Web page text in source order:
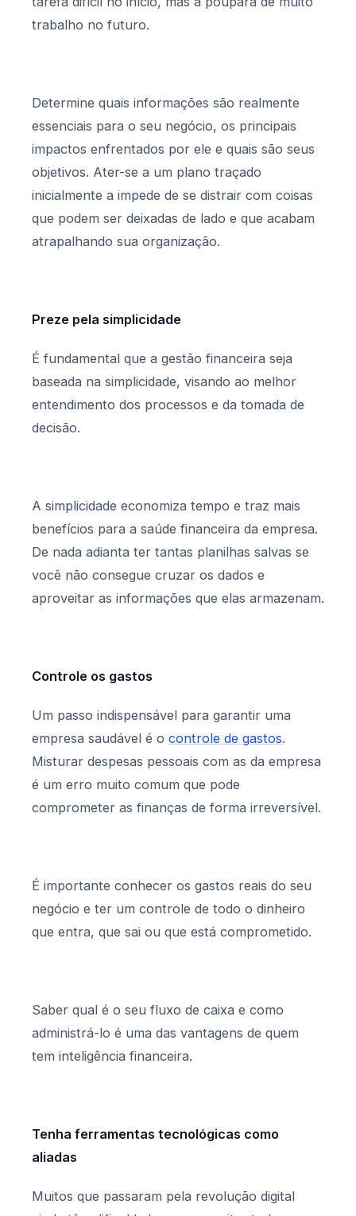
trabalho no futuro.
Determine quais informações são realmente
essenciais para o seu negócio, os principais
impactos enfrentados por ele e quais são seus
objetivos. Ater-se a um plano traçado
inicialmente a impede de se distrair com coisas
que podem ser deixadas de lado e que acabam
atrapalhando sua organização.
Preze pela simplicidade
É fundamental que a gestão financeira seja
baseada na simplicidade, visando ao melhor
entendimento dos processos e da tomada de
decisão.
A simplicidade economiza tempo e traz mais
benefícios para a saúde financeira da empresa.
De nada adianta ter tantas planilhas salvas se
você não consegue cruzar os dados e
aproveitar as informações que elas armazenam.
Controle os gastos
Um passo indispensável para garantir uma
empresa saudável é o controle de gastos.
Misturar despesas pessoais com as da empresa
é um erro muito comum que pode
comprometer as finanças de forma irreversível.
É importante conhecer os gastos reais do seu
negócio e ter um controle de todo o dinheiro
que entra, que sai ou que está comprometido.
Saber qual é o seu fluxo de caixa e como
administrá-lo é uma das vantagens de quem
tem inteligência financeira.
Tenha ferramentas tecnológicas como
aliadas
Muitos que passaram pela revolução digital